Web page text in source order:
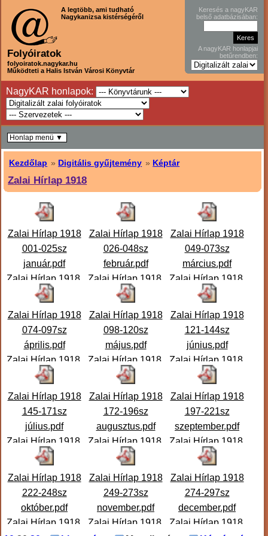
A legtöbb, ami tudható
Nagykanizsa kistérségéről
Folyóiratok
folyoiratok.nagykar.hu
Működteti a Halis István Városi Könyvtár
Keresés a nagyKAR
belső adatbázisában:
A nagyKAR honlapjai
betűrendben:
NagyKAR honlapok:
Kezdőlap » Digitális gyűjtemény » Képtár
Zalai Hírlap 1918
Zalai Hírlap 1918
001-025sz
január.pdf
Zalai Hírlap 1918.
001-025. szám
január Társadalmi
...
Zalai Hírlap 1918
026-048sz
február.pdf
Zalai Hírlap 1918.
026-048. szám
február
Társadalmi és
Zalai Hírlap 1918
049-073sz
március.pdf
Zalai Hírlap 1918.
049-073. szám
március
Társadalmi és
Zalai Hírlap 1918
074-097sz
április.pdf
Zalai Hírlap 1918.
074-097. szám
április Társadalmi
...
Zalai Hírlap 1918
098-120sz
május.pdf
Zalai Hírlap 1918.
098-120. szám
május Társadalmi
...
Zalai Hírlap 1918
121-144sz
június.pdf
Zalai Hírlap 1918.
121-144. szám
június Társadalmi
...
Zalai Hírlap 1918
145-171sz
július.pdf
Zalai Hírlap 1918.
145-171. szám
július Társadalmi
...
Zalai Hírlap 1918
172-196sz
augusztus.pdf
Zalai Hírlap 1918.
172-196. szám
augusztus
Társadalmi é
Zalai Hírlap 1918
197-221sz
szeptember.pdf
Zalai Hírlap 1918.
197-221. szám
szeptember
Társadalmi é
Zalai Hírlap 1918
222-248sz
október.pdf
Zalai Hírlap 1918.
Zalai Hírlap 1918
249-273sz
november.pdf
Zalai Hírlap 1918.
Zalai Hírlap 1918
274-297sz
december.pdf
Zalai Hírlap 1918.
Honlap menü ▼